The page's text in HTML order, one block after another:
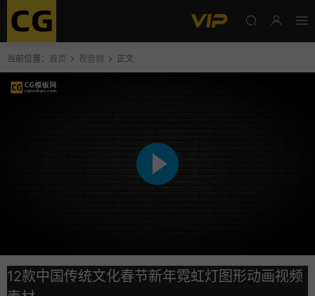
当前位置： 首页 视音频 正文
12款中国传统文化春节新年霓虹灯图形动画视频